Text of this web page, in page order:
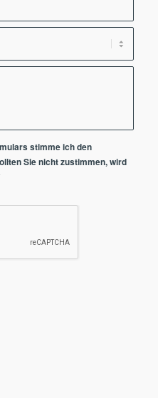
stimme ich den
Sie nicht zustimmen, wird